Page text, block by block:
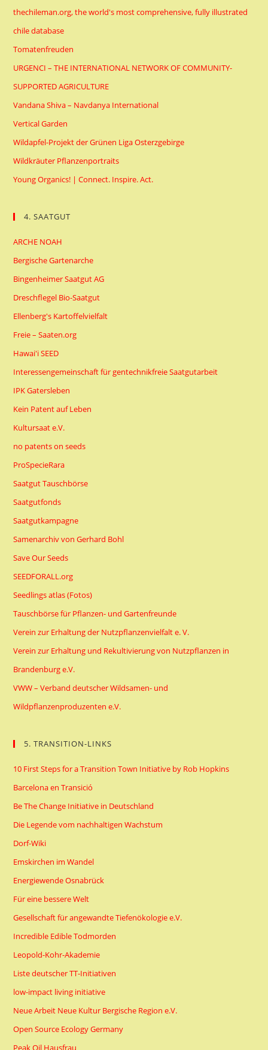
thechileman.org, the world's most comprehensive, fully illustrated
chile database
Tomatenfreuden
URGENCI – THE INTERNATIONAL NETWORK OF COMMUNITY-
SUPPORTED AGRICULTURE
Vandana Shiva – Navdanya International
Vertical Garden
Wildapfel-Projekt der Grünen Liga Osterzgebirge
Wildkräuter Pflanzenportraits
Young Organics! | Connect. Inspire. Act.
4. SAATGUT
ARCHE NOAH
Bergische Gartenarche
Bingenheimer Saatgut AG
Dreschflegel Bio-Saatgut
Ellenberg's Kartoffelvielfalt
Freie – Saaten.org
Hawai'i SEED
Interessengemeinschaft für gentechnikfreie Saatgutarbeit
IPK Gatersleben
Kein Patent auf Leben
Kultursaat e.V.
no patents on seeds
ProSpecieRara
Saatgut Tauschbörse
Saatgutfonds
Saatgutkampagne
Samenarchiv von Gerhard Bohl
Save Our Seeds
SEEDFORALL.org
Seedlings atlas (Fotos)
Tauschbörse für Pflanzen- und Gartenfreunde
Verein zur Erhaltung der Nutzpflanzenvielfalt e. V.
Verein zur Erhaltung und Rekultivierung von Nutzpflanzen in
Brandenburg e.V.
VWW – Verband deutscher Wildsamen- und
Wildpflanzenproduzenten e.V.
5. TRANSITION-LINKS
10 First Steps for a Transition Town Initiative by Rob Hopkins
Barcelona en Transició
Be The Change Initiative in Deutschland
Die Legende vom nachhaltigen Wachstum
Dorf-Wiki
Emskirchen im Wandel
Energiewende Osnabrück
Für eine bessere Welt
Gesellschaft für angewandte Tiefenökologie e.V.
Incredible Edible Todmorden
Leopold-Kohr-Akademie
Liste deutscher TT-Initiativen
low-impact living initiative
Neue Arbeit Neue Kultur Bergische Region e.V.
Open Source Ecology Germany
Peak Oil Hausfrau